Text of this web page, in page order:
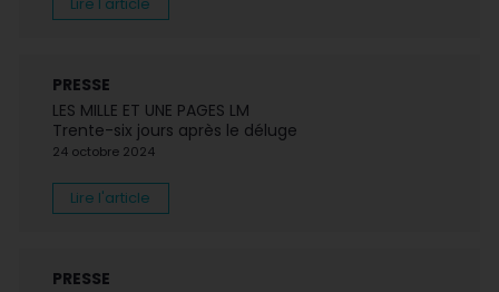
Lire l'article
PRESSE
LES MILLE ET UNE PAGES LM
Trente-six jours après le déluge
24 octobre 2024
Lire l'article
PRESSE